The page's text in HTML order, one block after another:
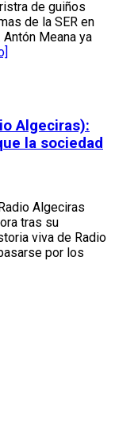
de guiños
de la SER en
Meana ya
Algeciras):
la sociedad
Algeciras
tras su
viva de Radio
por los